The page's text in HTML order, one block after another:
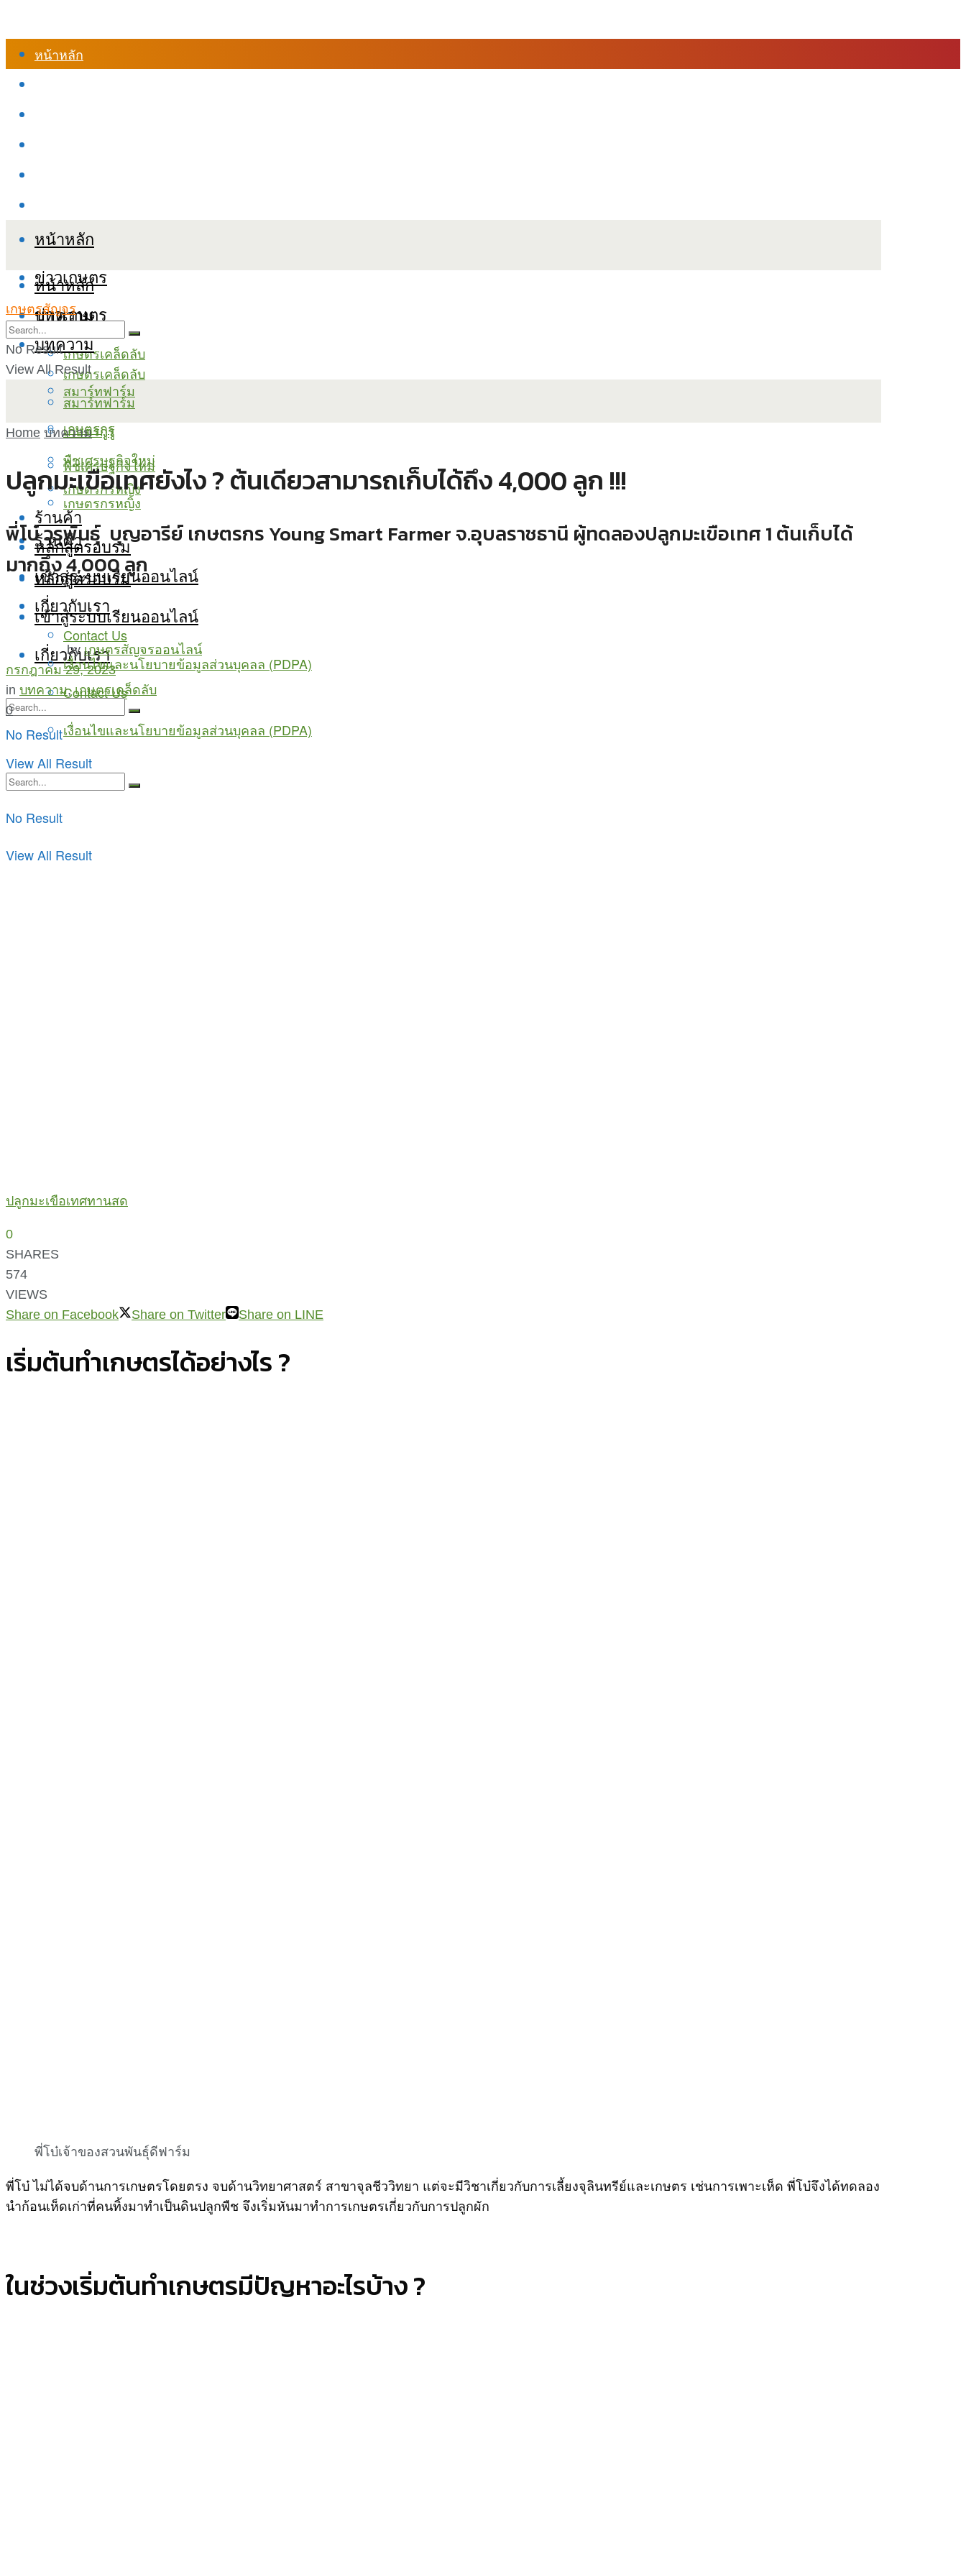
หน้าหลัก
หน้าหลัก
ข่าวเกษตร
บทความ
เกษตรเคล็ดลับ
สมาร์ทฟาร์ม
เกษตรกูรู
พืชเศรษฐกิจใหม่
เกษตรกรหญิง
ร้านค้า
หลักสูตรอบรม
เข้าสู่ระบบเรียนออนไลน์
เกี่ยวกับเรา
Contact Us
เงื่อนไขและนโยบายข้อมูลส่วนบุคลล (PDPA)
No Result
View All Result
หน้าหลัก
ข่าวเกษตร
บทความ
เกษตรเคล็ดลับ
สมาร์ทฟาร์ม
เกษตรกูรู
พืชเศรษฐกิจใหม่
เกษตรกรหญิง
ร้านค้า
หลักสูตรอบรม
เข้าสู่ระบบเรียนออนไลน์
เกี่ยวกับเรา
Contact Us
เงื่อนไขและนโยบายข้อมูลส่วนบุคลล (PDPA)
No Result
View All Result
เกษตรสัญจร
No Result
View All Result
Home บทความ
ปลูกมะเขือเทศยังไง ? ต้นเดียวสามารถเก็บได้ถึง 4,000 ลูก !!!
พี่โบ๋ วรพันธุ์ บุญอารีย์ เกษตรกร Young Smart Farmer จ.อุบลราชธานี ผู้ทดลองปลูกมะเขือเทศ 1 ต้นเก็บได้
มากถึง 4,000 ลูก
by เกษตรสัญจรออนไลน์
กรกฎาคม 29, 2023
in บทความ,เกษตรเคล็ดลับ
0
ปลูกมะเขือเทศทานสด
0
SHARES
574
VIEWS
Share on Facebook
Share on Twitter Share on LINE
เริ่มต้นทำเกษตรได้อย่างไร ?
พี่โบ๋เจ้าของสวนพันธุ์ดีฟาร์ม
พี่โบ๋ ไม่ได้จบด้านการเกษตรโดยตรง จบด้านวิทยาศาสตร์ สาขาจุลชีววิทยา แต่จะมีวิชาเกี่ยวกับการเลี้ยงจุลินทรีย์และเกษตร เช่นการเพาะเห็ด พี่โบ๋จึงได้ทดลอง
นำก้อนเห็ดเก่าที่คนทิ้งมาทำเป็นดินปลูกพืช จึงเริ่มหันมาทำการเกษตรเกี่ยวกับการปลูกผัก
ในช่วงเริ่มต้นทำเกษตรมีปัญหาอะไรบ้าง ?